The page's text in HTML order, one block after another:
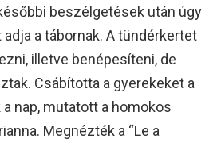
beszélgetések után úgy
a tábornak. A tündérkertet
illetve benépesíteni, de
Csábította a gyerekeket a
nap, mutatott a homokos
Megnézték a “Le a